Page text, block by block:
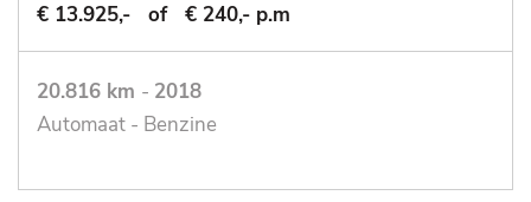
€ 13.925,-
of € 240,- p.m
20.816 km - 2018
Automaat - Benzine